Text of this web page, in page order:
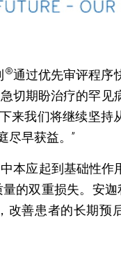
®通过优先审评程序
切期盼治疗的罕见
来我们将继续坚持
尽早获益。”
本应起到基础性作
的双重损失。安迦
改善患者的长期预